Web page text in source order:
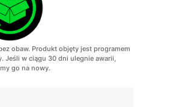
obaw. Produkt objęty jest programem
Jeśli w ciągu 30 dni ulegnie awarii,
go na nowy.